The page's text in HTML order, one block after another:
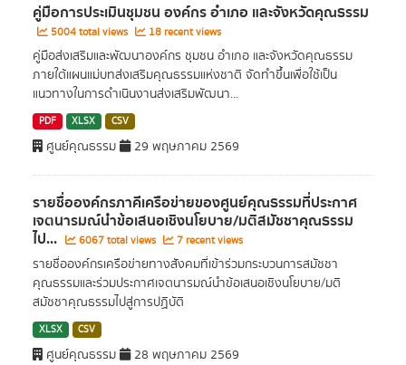
คู่มือการประเมินชุมชน องค์กร อำเภอ และจังหวัดคุณธรรม
5004 total views 18 recent views
คู่มือส่งเสริมและพัฒนาองค์กร ชุมชน อำเภอ และจังหวัดคุณธรรม
ภายใต้แผนแม่บทส่งเสริมคุณธรรมแห่งชาติ จัดทำขึ้นเพื่อใช้เป็น
แนวทางในการดำเนินงานส่งเสริมพัฒนา...
PDF XLSX CSV
ศูนย์คุณธรรม 29 พฤษภาคม 2569
รายชื่อองค์กรภาคีเครือข่ายของศูนย์คุณธรรมที่ประกาศ
เจตนารมณ์นำข้อเสนอเชิงนโยบาย/มติสมัชชาคุณธรรม
ไป... 6067 total views 7 recent views
รายชื่อองค์กรเครือข่ายทางสังคมที่เข้าร่วมกระบวนการสมัชชา
คุณธรรมและร่วมประกาศเจตนารมณ์นำข้อเสนอเชิงนโยบาย/มติ
สมัชชาคุณธรรมไปสู่การปฏิบัติ
XLSX CSV
ศูนย์คุณธรรม 28 พฤษภาคม 2569